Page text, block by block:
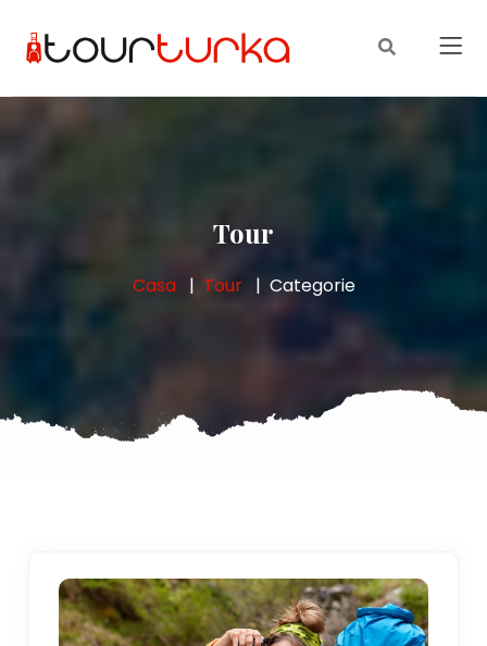
Tour
Casa Tour Categorie